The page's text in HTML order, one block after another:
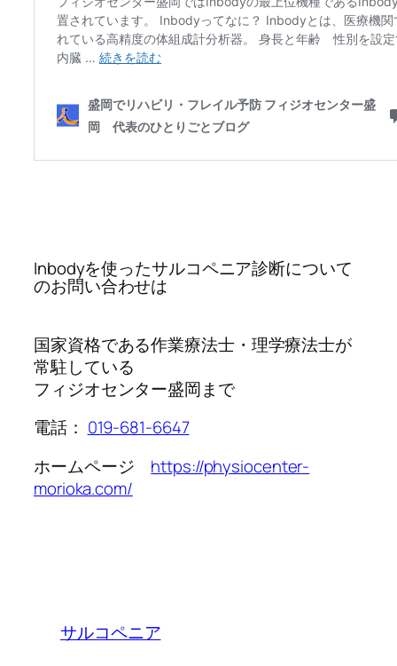
Inbodyを使ったサルコペニア診断について
のお問い合わせは
国家資格である作業療法士・理学療法士が
常駐している
フィジオセンター盛岡まで
電話： 019-681-6647
ホームページ https://physiocenter-
morioka.com/
サルコペニア